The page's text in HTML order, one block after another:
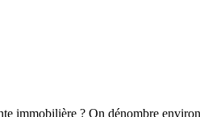
immobilière ? On dénombre